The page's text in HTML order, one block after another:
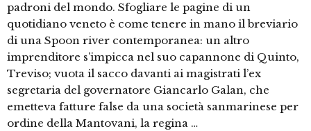
padroni del mondo. Sfogliare le pagine di un
quotidiano veneto è come tenere in mano il breviario
di una Spoon river contemporanea: un altro
imprenditore s’impicca nel suo capannone di Quinto,
Treviso; vuota il sacco davanti ai magistrati l’ex
segretaria del governatore Giancarlo Galan, che
emetteva fatture false da una società sanmarinese per
ordine della Mantovani, la regina …